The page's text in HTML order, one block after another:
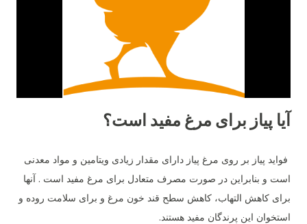
آیا پیاز برای مرغ مفید است؟
فواید پیاز بر روی مرغ پیاز دارای مقدار زیادی ویتامین و مواد معدنی
است و بنابراین در صورت مصرف متعادل برای مرغ مفید است . آنها
برای کاهش التهاب، کاهش سطح قند خون مرغ و برای سلامت روده و
استخوان این پرندگان مفید هستند.